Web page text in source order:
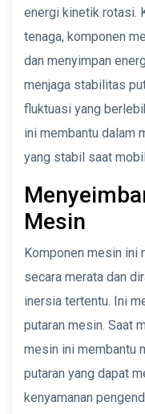
energi kinetik rotasi.
tenaga, komponen
dan menyimpan
menjaga stabilitas
fluktuasi yang
ini membantu dalam
yang stabil saat
Mesin
Komponen mesin
secara merata dan
inersia tertentu. Ini
putaran mesin. Saat
mesin ini membantu
putaran yang dapat
kenyamanan